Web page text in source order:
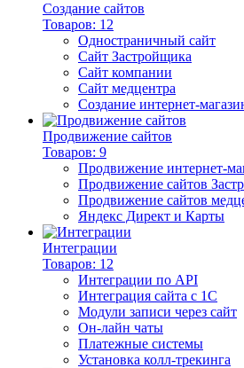
Создание сайтов
Товаров: 12
Одностраничный сайт
Сайт Застройщика
Сайт компании
Сайт медцентра
Создание интернет-
Продвижение сайтов
Товаров: 9
Продвижение интернет-
Продвижение сайтов
Продвижение сайтов
Яндекс Директ и Карты
Интеграции
Товаров: 12
Интеграции по API
Интеграция сайта с 1С
Модули записи через сайт
Он-лайн чаты
Платежные системы
Установка колл-трекинга